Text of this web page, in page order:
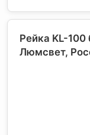
Рейка KL-
Люмсвет,